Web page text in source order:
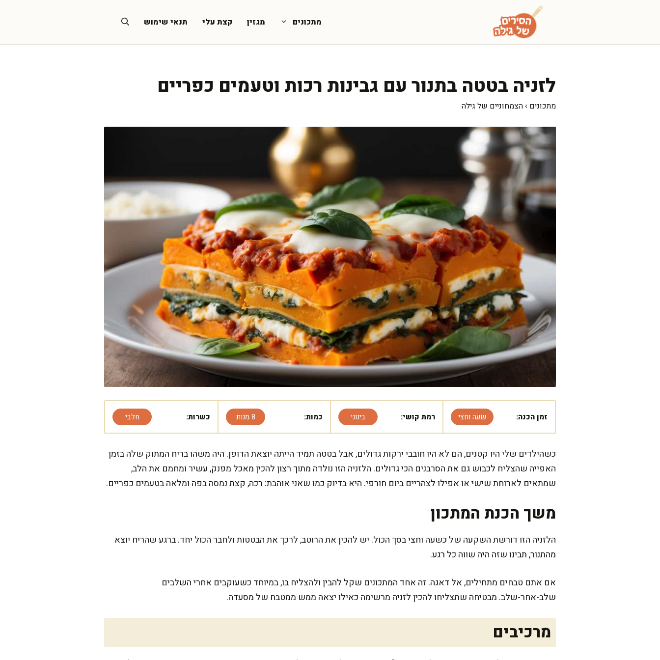
מתכונים מגזין קצת עלי תנאי שימוש
לזניה בטטה בתנור עם גבינות רכות וטעמים כפריים
מתכונים › הצמחוניים של גילה
זמן הכנה: שעה וחצי רמת קושי: בינוני כמות: 8 מנות כשרות: חלבי
כשהילדים שלי היו קטנים, הם לא היו חובבי ירקות גדולים, אבל בטטה תמיד הייתה יוצאת הדופן. היה משהו בריח המתוק שלה בזמן
האפייה שהצליח לכבוש גם את הסרבנים הכי גדולים. הלזניה הזו נולדה מתוך רצון להכין מאכל מפנק, עשיר ומחמם את הלב,
שמתאים לארוחת שישי או אפילו לצהריים ביום חורפי. היא בדיוק כמו שאני אוהבת: רכה, קצת נמסה בפה ומלאה בטעמים כפריים.
משך הכנת המתכון
הלזניה הזו דורשת השקעה של כשעה וחצי בסך הכול. יש להכין את הרוטב, לרכך את הבטטות ולחבר הכול יחד. ברגע שהריח יוצא
מהתנור, תבינו שזה היה שווה כל רגע.
אם אתם טבחים מתחילים, אל דאגה. זה אחד המתכונים שקל להבין ולהצליח בו, במיוחד כשעוקבים אחרי השלבים
שלב-אחר-שלב. מבטיחה שתצליחו להכין לזניה מרשימה כאילו יצאה ממש ממטבח של מסעדה.
מרכיבים